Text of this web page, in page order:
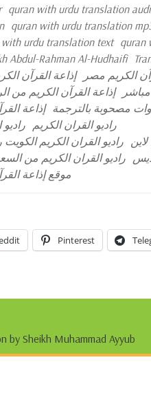
quran with urdu translation
quran with urdu translation
with urdu translation text quran
Abdul-Rahman Al-Hudhaifi
إذاعة القرآن
الكريم مصر
إذاعة القرآن الكريم من
إذاعة مصحوبة بالترجمة
راديو القران الكريم
راديو القران الكريم الكويت
راديو القران الكريم من
موقع إذاعة
Pinterest
by Sheikh Muhammad Ayyub